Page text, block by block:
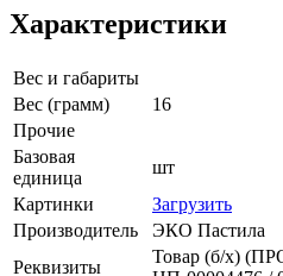
Характеристики
Вес и габариты
Вес (грамм)
16
Прочие
Базовая
единица
шт
Картинки
Загрузить
Производитель
ЭКО Пастила
Реквизиты
Товар (б/х)